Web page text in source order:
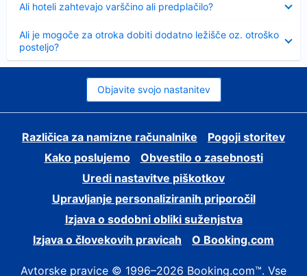
Ali hoteli zahtevajo varščino ali predplačilo?
Ali je mogoče za otroka dobiti dodatno ležišče oz. otroško
posteljo?
Objavite svojo nastanitev
Različica za namizne računalnike
Pogoji storitev
Kako poslujemo
Obvestilo o zasebnosti
Uredi nastavitve piškotkov
Upravljanje personaliziranih priporočil
Izjava o sodobni obliki suženjstva
Izjava o človekovih pravicah
O Booking.com
Avtorske pravice © 1996–2026 Booking.com™. Vse